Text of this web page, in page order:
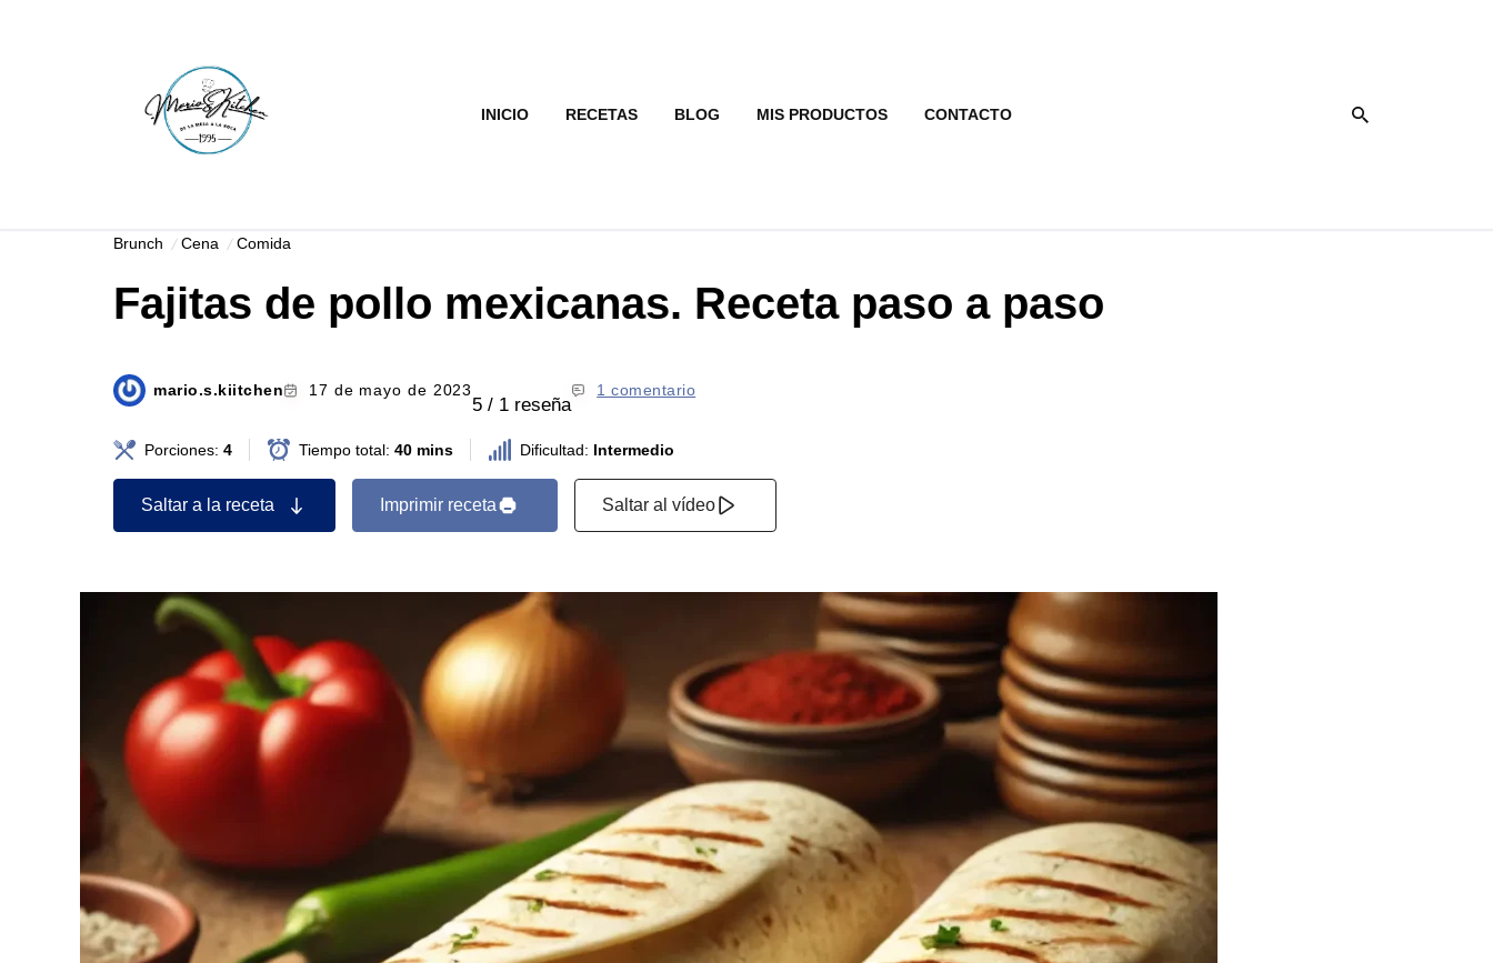
INICIO RECETAS BLOG MIS PRODUCTOS CONTACTO
Brunch Cena Comida
Fajitas de pollo mexicanas. Receta paso a paso
mario.s.kiitchen 17 de mayo de 2023
5 / 1 reseña
1 comentario
Porciones: 4 Tiempo total: 40 mins Dificultad: Intermedio
Saltar a la receta Imprimir receta Saltar al vídeo